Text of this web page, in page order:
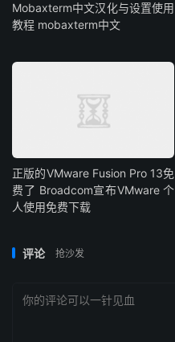
Mobaxterm中文汉化与设置使用
教程 mobaxterm中文
正版的VMware Fusion Pro 13免
费了 Broadcom宣布VMware 个
人使用免费下载
评论 抢沙发